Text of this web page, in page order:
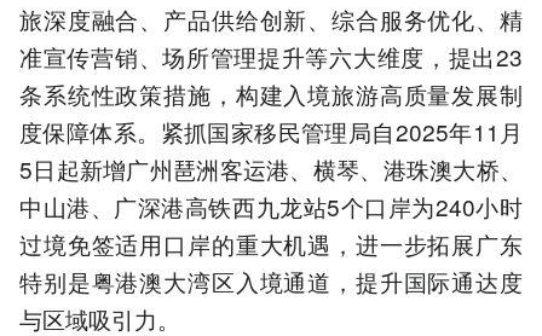
旅深度融合、产品供给创新、综合服务优化、精
准宣传营销、场所管理提升等六大维度，提出23
条系统性政策措施，构建入境旅游高质量发展制
度保障体系。紧抓国家移民管理局自2025年11月
5日起新增广州琶洲客运港、横琴、港珠澳大桥、
中山港、广深港高铁西九龙站5个口岸为240小时
过境免签适用口岸的重大机遇，进一步拓展广东
特别是粤港澳大湾区入境通道，提升国际通达度
与区域吸引力。